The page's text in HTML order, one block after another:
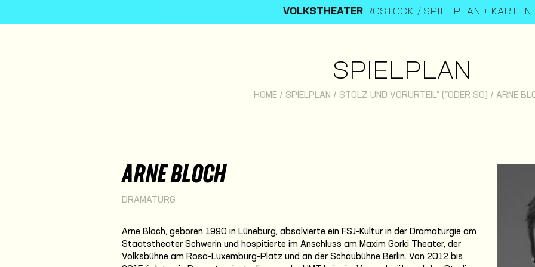
VOLKSTHEATER ROSTOCK SPIELPLAN + KARTEN
SPIELPLAN
HOME/ SPIELPLAN / STOLZ UND VORURTEIL* (*ODER SO) / ARNE
ARNE BLOCH
DRAMATURG
Arne Bloch, geboren 1990 in Lüneburg, absolvierte ein FSJ-Kultur in der Dramaturgie am
Staatstheater Schwerin und hospitierte im Anschluss am Maxim Gorki Theater, der
Volksbühne am Rosa-Luxemburg-Platz und an der Schaubühne Berlin. Von 2012 bis